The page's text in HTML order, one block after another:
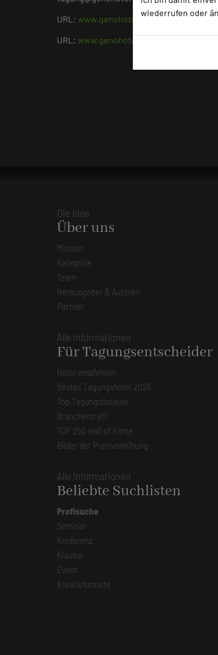
wiederrufen oder
URL: www.genohotel-baunatal.de
URL: www.genohotels.com
Die Idee
Über uns
Mission
Kategorie
Team
Herausgeber & Autoren
Partner
Alle Informationen
Für Tagungsentscheider
Hotel empfehlen
Bestes Tagungshotel 2026
Top Tagungshotelier
Branchentreff
TOP 250 Hall of Fame
Bilder der Preisverleihung
Alle Informationen
Beliebte Suchlisten
Profisuche
Seminar
Konferenz
Klausur
Event
Kreativformate